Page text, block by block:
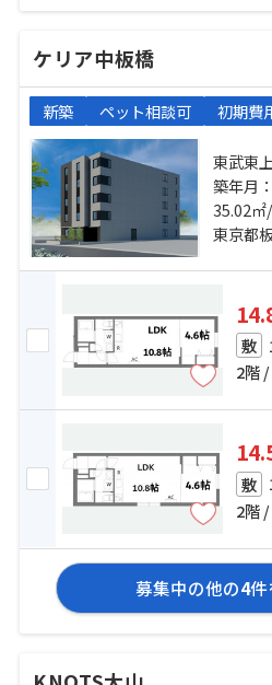
ケリア中板橋
新築 ペット相談可 初期費
東武東
武東上線
三田線
築年月
35.02㎡
東京都
敷
2階
敷
2階
募集中の他の4件